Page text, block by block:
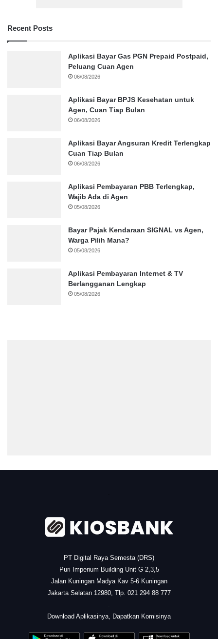
Recent Posts
Aplikasi Bayar Gas PGN Prepaid Postpaid,
Peluang Cuan Agen
06/08/2026
Aplikasi Bayar BPJS Kesehatan untuk
Agen, Cuan Tiap Bulan
06/08/2026
Aplikasi Bayar Angsuran Kredit Terlengkap
Cuan Tiap Bulan
06/08/2026
Aplikasi Pembayaran PBB Terlengkap,
Wajib Ada di Agen
05/08/2026
Bayar Pajak Kendaraan SIGNAL vs Agen,
Warga Pilih Mana?
05/08/2026
Aplikasi Pembayaran Internet & TV
Berlangganan Lengkap
05/08/2026
.
PT Digital Raya Semesta (DRS)
Puri Imperium Building Unit G 2,3,5
Jalan Kuningan Madya Kav 5-6 Kuningan
Jakarta Selatan 12980, Tlp. 021 294 88 777
Download Aplikasinya, Dapatkan Komisinya